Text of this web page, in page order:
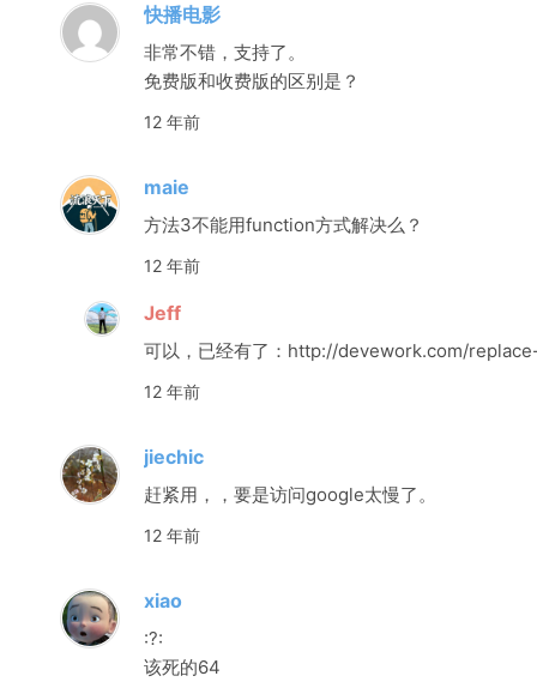
快播电影
非常不错，支持了。
免费版和收费版的区别是？
12 年前
maie
方法3不能用function方式解决么？
12 年前
Jeff
可以，已经有了：http://devework.com/
12 年前
jiechic
赶紧用，，要是访问google太慢了。
12 年前
xiao
:?:
该死的64